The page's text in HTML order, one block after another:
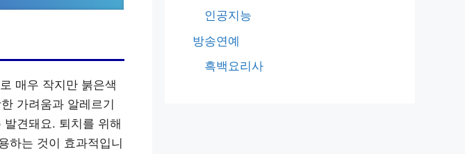
매우 작지만 붉은색
가려움과 알레르기
견돼요. 퇴치를 위해
하는 것이 효과적입니
인공지능
방송연예
흑백요리사